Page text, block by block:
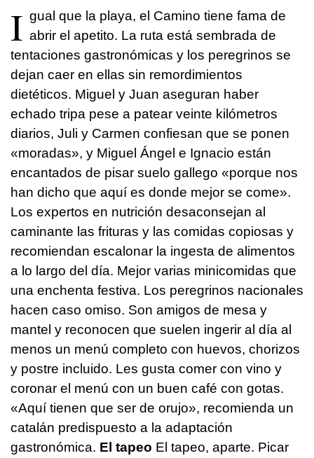
I gual que la playa, el Camino tiene fama de
abrir el apetito. La ruta está sembrada de
tentaciones gastronómicas y los peregrinos se
dejan caer en ellas sin remordimientos
dietéticos. Miguel y Juan aseguran haber
echado tripa pese a patear veinte kilómetros
diarios, Juli y Carmen confiesan que se ponen
«moradas», y Miguel Ángel e Ignacio están
encantados de pisar suelo gallego «porque nos
han dicho que aquí es donde mejor se come».
Los expertos en nutrición desaconsejan al
caminante las frituras y las comidas copiosas y
recomiendan escalonar la ingesta de alimentos
a lo largo del día. Mejor varias minicomidas que
una enchenta festiva. Los peregrinos nacionales
hacen caso omiso. Son amigos de mesa y
mantel y reconocen que suelen ingerir al día al
menos un menú completo con huevos, chorizos
y postre incluido. Les gusta comer con vino y
coronar el menú con un buen café con gotas.
«Aquí tienen que ser de orujo», recomienda un
catalán predispuesto a la adaptación
gastronómica. El tapeo El tapeo, aparte. Picar